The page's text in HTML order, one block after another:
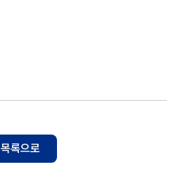
목록으로